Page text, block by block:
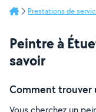
Prestations de
Peintre à
savoir
Comment trouver